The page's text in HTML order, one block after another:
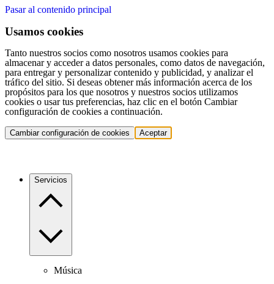
Pasar al contenido principal
Usamos cookies
Tanto nuestros socios como nosotros usamos cookies para
almacenar y acceder a datos personales, como datos de navegación,
para entregar y personalizar contenido y publicidad, y analizar el
tráfico del sitio. Si deseas obtener más información acerca de los
propósitos para los que nosotros y nuestros socios utilizamos
cookies o usar tus preferencias, haz clic en el botón Cambiar
configuración de cookies a continuación.
Cambiar configuración de cookies Aceptar
Servicios
Música